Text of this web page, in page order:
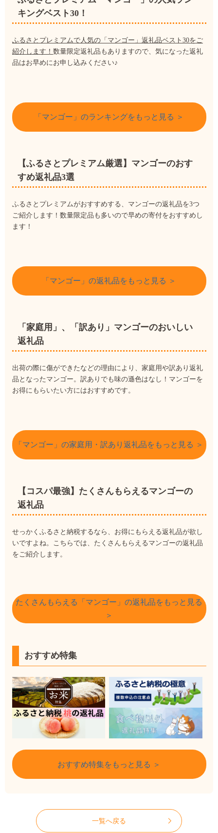
キングベスト30！
ふるさとプレミアムで人気の「マンゴー」返礼品ベスト30をご
紹介します！ 数量限定返礼品もありますので、気になった返礼
品はお早めにお申し込みください♪
「マンゴー」のランキングをもっと見る ＞
【ふるさとプレミアム厳選】マンゴーのおす
すめ返礼品3選
ふるさとプレミアムがおすすめする、マンゴーの返礼品を3つ
ご紹介します！数量限定品も多いので早めの寄付をおすすめし
ます！
「マンゴー」の返礼品をもっと見る ＞
「家庭用」、「訳あり」マンゴーのおいしい
返礼品
出荷の際に傷ができたなどの理由により、家庭用や訳あり返礼
品となったマンゴー。訳ありでも味の遜色はなし！マンゴーを
お得にもらいたい方にはおすすめです。
「マンゴー」の家庭用・訳あり返礼品をもっと見る ＞
【コスパ最強】たくさんもらえるマンゴーの
返礼品
せっかくふるさと納税するなら、お得にもらえる返礼品が欲し
いですよね。こちらでは、たくさんもらえるマンゴーの返礼品
をご紹介します。
たくさんもらえる「マンゴー」の返礼品をもっと見る
＞
おすすめ特集
おすすめ特集をもっと見る ＞
一覧へ戻る